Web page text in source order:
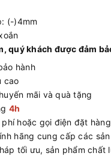
(-)4mm
quý khách được đảm
hành
cao
mãi và quà tặng
4h
hoặc gọi điện đặt
hãng cung cấp các
tối ưu, sản phẩm